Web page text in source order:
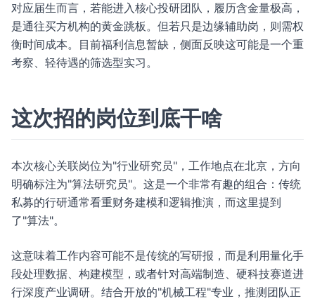
对应届生而言，若能进入核心投研团队，履历含金量极高，
是通往买方机构的黄金跳板。但若只是边缘辅助岗，则需权
衡时间成本。目前福利信息暂缺，侧面反映这可能是一个重
考察、轻待遇的筛选型实习。
这次招的岗位到底干啥
本次核心关联岗位为"行业研究员"，工作地点在北京，方向
明确标注为"算法研究员"。这是一个非常有趣的组合：传统
私募的行研通常看重财务建模和逻辑推演，而这里提到
了"算法"。
这意味着工作内容可能不是传统的写研报，而是利用量化手
段处理数据、构建模型，或者针对高端制造、硬科技赛道进
行深度产业调研。结合开放的"机械工程"专业，推测团队正